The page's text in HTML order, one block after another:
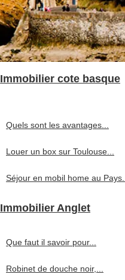
Immobilier cote basque
Quels sont les avantages...
Louer un box sur Toulouse...
Séjour en mobil home au Pays...
Immobilier Anglet
Que faut il savoir pour...
Robinet de douche noir,...